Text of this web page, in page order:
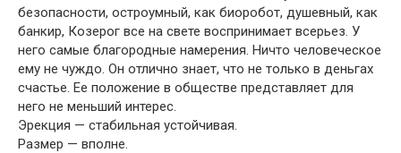
безопасности, остроумный, как биоробот, душевный, как
банкир, Козерог все на свете воспринимает всерьез. У
него самые благородные намерения. Ничто человеческое
ему не чуждо. Он отлично знает, что не только в деньгах
счастье. Ее положение в обществе представляет для
него не меньший интерес.
Эрекция — стабильная устойчивая.
Размер — вполне.